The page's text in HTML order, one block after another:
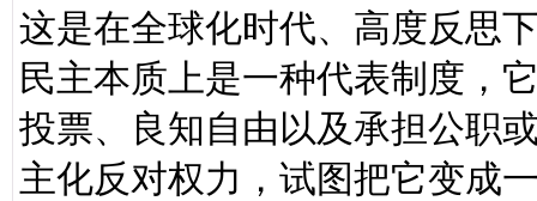
这是在全球化时代、高度反思
民主本质上是一种代表制度，
投票、良知自由以及承担公职
主化反对权力，试图把它变成